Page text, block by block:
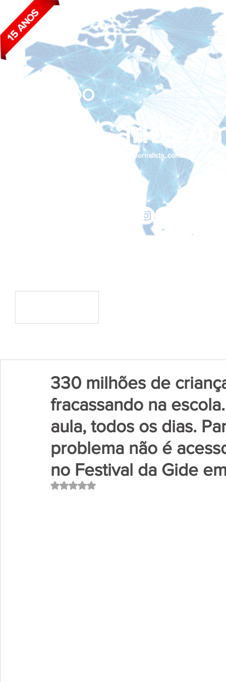
João Carlos
BLOG DO
Jornalista, consultor de
330 milhões de
fracassando na
aula, todos os dias.
problema não é
no Festival da Gide
Avaliado com NaN de 5 estrelas.